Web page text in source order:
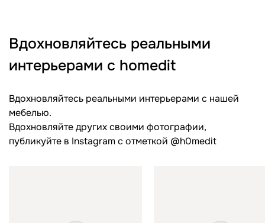
Вдохновляйтесь реальными
интерьерами с homedit
Вдохновляйтесь реальными интерьерами с нашей
мебелью.
Вдохновляйте других своими фотографии,
публикуйте в Instagram c отметкой @h0medit